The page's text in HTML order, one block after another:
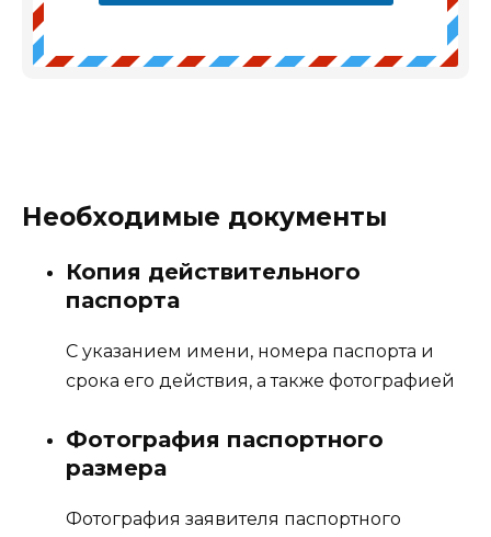
Необходимые документы
Копия действительного
паспорта
С указанием имени, номера паспорта и
срока его действия, а также фотографией
Фотография паспортного
размера
Фотография заявителя паспортного